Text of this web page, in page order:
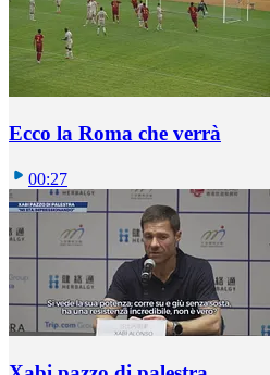
Ecco la Roma che verrà
00:27